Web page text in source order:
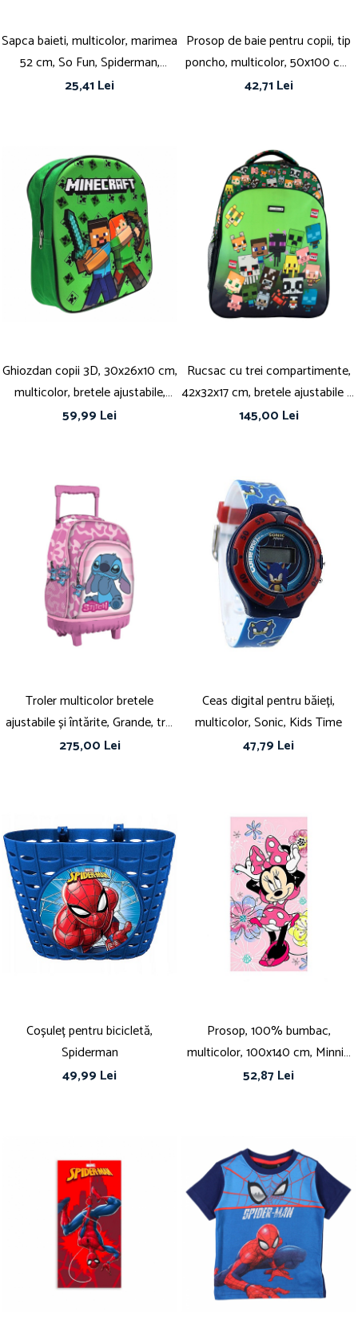
Sapca baieti, multicolor, marimea
52 cm, So Fun, Spiderman,
Marvel
25,41 Lei
Prosop de baie pentru copii, tip
poncho, multicolor, 50x100 cm,
So fun, Sonic
42,71 Lei
Ghiozdan copii 3D, 30x26x10 cm,
multicolor, bretele ajustabile,
Minecraft
59,99 Lei
Rucsac cu trei compartimente,
42x32x17 cm, bretele ajustabile și
întărite, multicolor, Happy,
145,00 Lei
Troler multicolor bretele
ajustabile și întărite, Grande, trei
compartimente, 44x33x22 cm,
275,00 Lei
Ceas digital pentru băieți,
multicolor, Sonic, Kids Time
47,79 Lei
Coșuleț pentru bicicletă,
Spiderman
49,99 Lei
Prosop, 100% bumbac,
multicolor, 100x140 cm, Minnie
Mouse
52,87 Lei